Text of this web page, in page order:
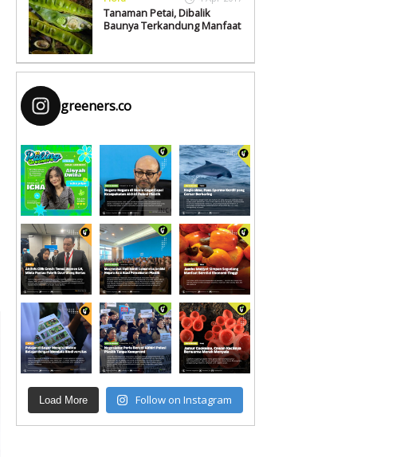
Tanaman Petai, Dibalik
Baunya Terkandung Manfaat
greeners.co
Load More Follow on Instagram